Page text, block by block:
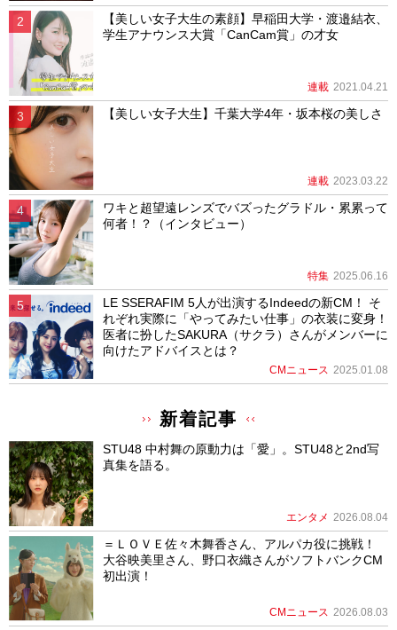
【美しい女子大生の素顔】早稲田大学・渡邉結衣、
学生アナウンス大賞「CanCam賞」の才女
連載 2021.04.21
【美しい女子大生】千葉大学4年・坂本桜の美しさ
連載 2023.03.22
ワキと超望遠レンズでバズったグラドル・累累って
何者！？（インタビュー）
特集 2025.06.16
LE SSERAFIM 5人が出演するIndeedの新CM！ そ
れぞれ実際に「やってみたい仕事」の衣装に変身！
医者に扮したSAKURA（サクラ）さんがメンバーに
向けたアドバイスとは？
CMニュース 2025.01.08
新着記事
STU48 中村舞の原動力は「愛」。STU48と2nd写
真集を語る。
エンタメ 2026.08.04
＝ＬＯＶＥ佐々木舞香さん、アルパカ役に挑戦！
大谷映美里さん、野口衣織さんがソフトバンクCM
初出演！
CMニュース 2026.08.03